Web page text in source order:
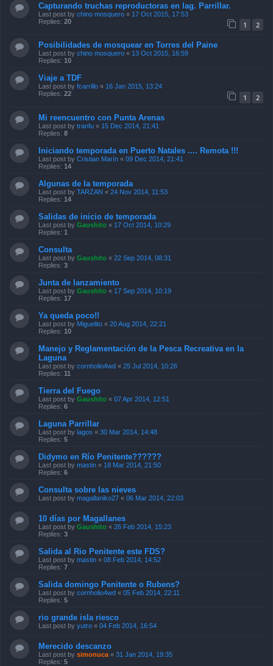
Capturando truchas reproductoras en lag. Parrillar.
Last post by chino mosquero « 17 Oct 2015, 17:53
Replies: 20 1 2
Posibilidades de mosquear en Torres del Paine
Last post by chino mosquero « 13 Oct 2015, 16:59
Replies: 10
Viaje a TDF
Last post by fcarrillo « 16 Jan 2015, 13:24
Replies: 22 1 2
Mi reencuentro con Punta Arenas
Last post by tranfu « 15 Dec 2014, 21:41
Replies: 8
Iniciando temporada en Puerto Natales .... Remota !!!
Last post by Cristian Marín « 09 Dec 2014, 21:41
Replies: 14
Algunas de la temporada
Last post by TARZAN « 24 Nov 2014, 11:53
Replies: 14
Salidas de inicio de temporada
Last post by Gaushito « 17 Oct 2014, 10:29
Replies: 1
Consulta
Last post by Gaushito « 22 Sep 2014, 08:31
Replies: 3
Junta de lanzamiento
Last post by Gaushito « 17 Sep 2014, 10:19
Replies: 17
Ya queda poco!!
Last post by Miguelito « 20 Aug 2014, 22:21
Replies: 10
Manejo y Reglamentación de la Pesca Recreativa en la
Laguna
Last post by cornholio4wd « 25 Jul 2014, 10:26
Replies: 11
Tierra del Fuego
Last post by Gaushito « 07 Apr 2014, 12:51
Replies: 6
Laguna Parrillar
Last post by lagos « 30 Mar 2014, 14:48
Replies: 5
Didymo en Río Penitente??????
Last post by mastin « 18 Mar 2014, 21:50
Replies: 6
Consulta sobre las nieves
Last post by magallaniko27 « 06 Mar 2014, 22:03
10 días por Magallanes
Last post by Gaushito « 26 Feb 2014, 15:23
Replies: 3
Salida al Rio Penitente este FDS?
Last post by mastin « 08 Feb 2014, 14:52
Replies: 7
Salida domingo Penitente o Rubens?
Last post by cornholio4wd « 05 Feb 2014, 22:11
Replies: 5
rio grande isla riesco
Last post by yutro « 04 Feb 2014, 16:54
Merecido descanzo
Last post by simonuca « 31 Jan 2014, 19:35
Replies: 5